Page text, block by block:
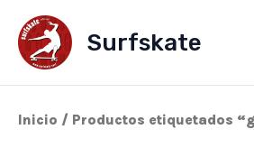
contenido
Surfskate
Inicio / Productos etiquetados